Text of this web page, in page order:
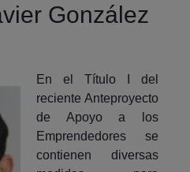
González
En el Título I del
reciente Anteproyecto
de Apoyo a los
Emprendedores se
contienen diversas